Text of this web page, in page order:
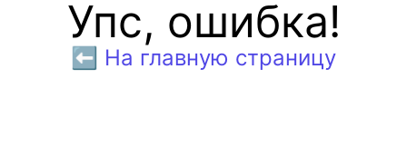
Упс, ошибка!
⬅️ На главную страницу